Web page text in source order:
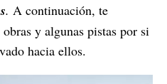
. A continuación, te
y algunas pistas por si
hacia ellos.